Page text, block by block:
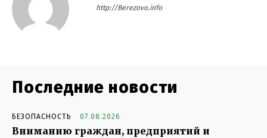
http://Berezovo.info
Последние новости
БЕЗОПАСНОСТЬ 07.08.2026
Вниманию граждан, предприятий и